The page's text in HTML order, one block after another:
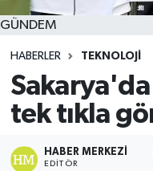
GÜNDEM
HABERLER TEKNOLOJİ
tek tıkla
HABER MERKEZI
EDITÖR